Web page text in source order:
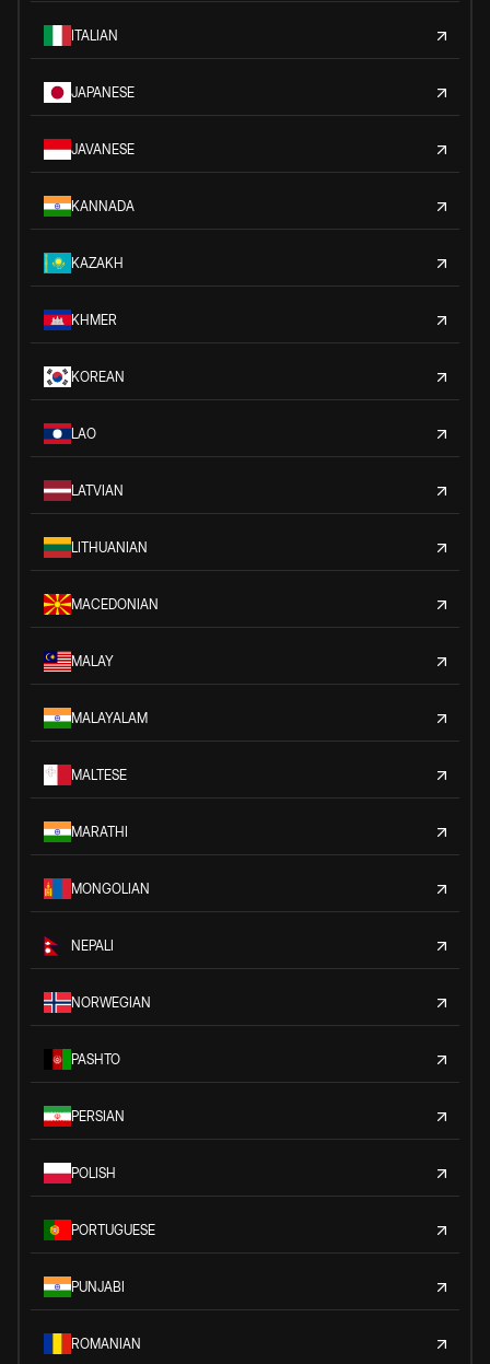
ITALIAN
JAPANESE
JAVANESE
KANNADA
KAZAKH
KHMER
KOREAN
LAO
LATVIAN
LITHUANIAN
MACEDONIAN
MALAY
MALAYALAM
MALTESE
MARATHI
MONGOLIAN
NEPALI
NORWEGIAN
PASHTO
PERSIAN
POLISH
PORTUGUESE
PUNJABI
ROMANIAN